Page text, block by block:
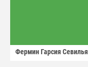
Фермин Гарсия Севилья